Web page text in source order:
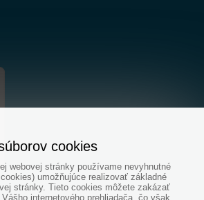
cookies
webovej stránky používame nevyhnutné
umožňujúce realizovať základné
stránky. Tieto cookies môžete zakázať
internetového prehliadača, čo však